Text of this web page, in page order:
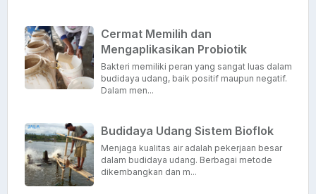
Cermat Memilih dan
Mengaplikasikan Probiotik
Bakteri memiliki peran yang sangat luas dalam
budidaya udang, baik positif maupun negatif.
Dalam men...
Budidaya Udang Sistem Bioflok
Menjaga kualitas air adalah pekerjaan besar
dalam budidaya udang. Berbagai metode
dikembangkan dan m...